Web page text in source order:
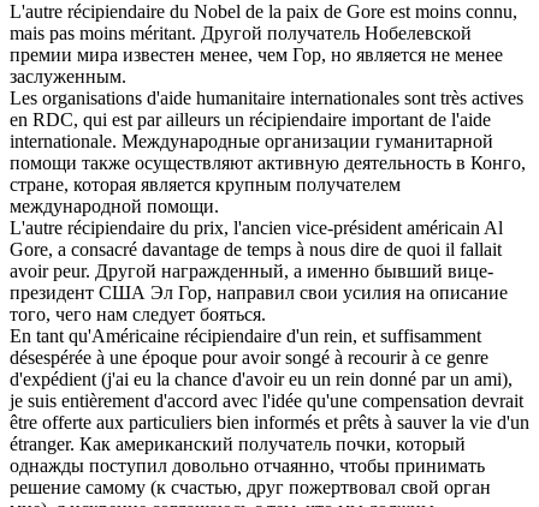
L'autre récipiendaire du Nobel de la paix de Gore est moins connu,
mais pas moins méritant. Другой получатель Нобелевской
премии мира известен менее, чем Гор, но является не менее
заслуженным.
Les organisations d'aide humanitaire internationales sont très actives
en RDC, qui est par ailleurs un récipiendaire important de l'aide
internationale. Международные организации гуманитарной
помощи также осуществляют активную деятельность в Конго,
стране, которая является крупным получателем
международной помощи.
L'autre récipiendaire du prix, l'ancien vice-président américain Al
Gore, a consacré davantage de temps à nous dire de quoi il fallait
avoir peur. Другой награжденный, а именно бывший вице-
президент США Эл Гор, направил свои усилия на описание
того, чего нам следует бояться.
En tant qu'Américaine récipiendaire d'un rein, et suffisamment
désespérée à une époque pour avoir songé à recourir à ce genre
d'expédient (j'ai eu la chance d'avoir eu un rein donné par un ami),
je suis entièrement d'accord avec l'idée qu'une compensation devrait
être offerte aux particuliers bien informés et prêts à sauver la vie d'un
étranger. Как американский получатель почки, который
однажды поступил довольно отчаянно, чтобы принимать
решение самому (к счастью, друг пожертвовал свой орган